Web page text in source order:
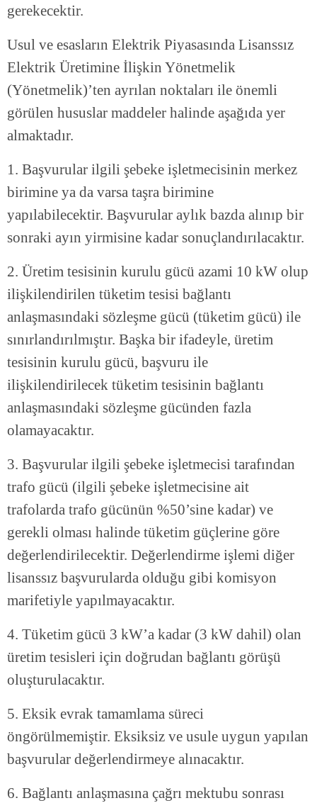
gerekecektir.
Usul ve esasların Elektrik Piyasasında Lisanssız
Elektrik Üretimine İlişkin Yönetmelik
(Yönetmelik)’ten ayrılan noktaları ile önemli
görülen hususlar maddeler halinde aşağıda yer
almaktadır.
1. Başvurular ilgili şebeke işletmecisinin merkez
birimine ya da varsa taşra birimine
yapılabilecektir. Başvurular aylık bazda alınıp bir
sonraki ayın yirmisine kadar sonuçlandırılacaktır.
2. Üretim tesisinin kurulu gücü azami 10 kW olup
ilişkilendirilen tüketim tesisi bağlantı
anlaşmasındaki sözleşme gücü (tüketim gücü) ile
sınırlandırılmıştır. Başka bir ifadeyle, üretim
tesisinin kurulu gücü, başvuru ile
ilişkilendirilecek tüketim tesisinin bağlantı
anlaşmasındaki sözleşme gücünden fazla
olamayacaktır.
3. Başvurular ilgili şebeke işletmecisi tarafından
trafo gücü (ilgili şebeke işletmecisine ait
trafolarda trafo gücünün %50’sine kadar) ve
gerekli olması halinde tüketim güçlerine göre
değerlendirilecektir. Değerlendirme işlemi diğer
lisanssız başvurularda olduğu gibi komisyon
marifetiyle yapılmayacaktır.
4. Tüketim gücü 3 kW’a kadar (3 kW dahil) olan
üretim tesisleri için doğrudan bağlantı görüşü
oluşturulacaktır.
5. Eksik evrak tamamlama süreci
öngörülmemiştir. Eksiksiz ve usule uygun yapılan
başvurular değerlendirmeye alınacaktır.
6. Bağlantı anlaşmasına çağrı mektubu sonrası